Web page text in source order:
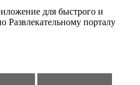
для быстрого и
Развлекательному порталу